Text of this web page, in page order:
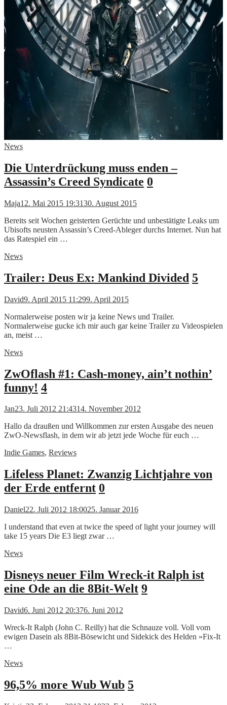
News
Die Unterdrückung muss enden –
Assassin’s Creed Syndicate 0
Maja12. Mai 2015 19:3130. August 2015
Bereits seit Wochen geisterten Gerüchte und unbestätigte Leaks um
Ubisofts neusten Assassin’s Creed-Ableger durchs Internet. Nun hat
das Ratespiel ein …
News
Trailer: Deus Ex: Mankind Divided 5
David9. April 2015 11:299. April 2015
Normalerweise posten wir ja keine News und Trailer.
Normalerweise gucke ich mir auch gar keine Trailer zu Videospielen
an, meist …
News
ZwOflash #1: Cash-money, ain’t nothin’
funny! 4
Jan23. Juli 2012 21:4314. November 2012
Hallo da draußen und Willkommen zur ersten Ausgabe des neuen
ZwO-Newsflash, in dem wir ab jetzt jede Woche für euch …
Indie Games, Reviews
Lifeless Planet: Zwanzig Lichtjahre von
der Erde entfernt 0
Daniel22. Juli 2012 18:0025. Januar 2016
I understand that even at twice the speed of light your journey will
take 15 years Die E3 liegt zwar …
News
Disneys neuer Film Wreck-it Ralph ist
eine Ode an die 8Bit-Welt 9
David6. Juni 2012 20:376. Juni 2012
Wreck-It Ralph (John C. Reilly) hat die Schnauze voll. Voll vom
ewigen Dasein als 8Bit-Bösewicht und Sidekick des Helden »Fix-It
…
News
96,5% more Wub Wub 5